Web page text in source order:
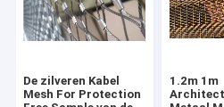
De zilveren Kabel
Mesh For Protection
1.2m 1m